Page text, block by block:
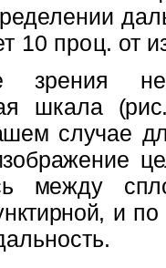
10 проц. от
шка­ла
случае
между
и